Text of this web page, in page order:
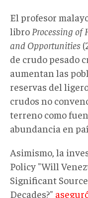
El profesor
libro Processing of
and Opportunities
de crudo pesado
aumentan las
reservas del
crudos no
terreno como
abundancia en
Asimismo, la
Policy "Will
Significant
Decades?"